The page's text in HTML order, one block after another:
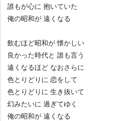
誰もが心に 抱いていた
俺の昭和が 遠くなる
飲むほど昭和が 懐かしい
良かった時代と 誰も言う
遠くなるほど なおさらに
色とりどりに 恋をして
色とりどりに 生き抜いて
幻みたいに 過ぎてゆく
俺の昭和が 遠くなる